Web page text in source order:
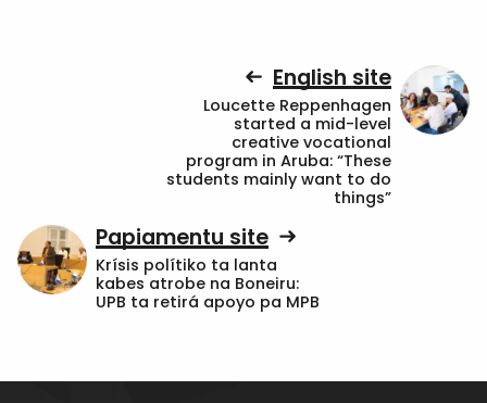
English site
Loucette Reppenhagen
started a mid-level
creative vocational
program in Aruba: “These
students mainly want to do
things”
Papiamentu site
Krísis polítiko ta lanta
kabes atrobe na Boneiru:
UPB ta retirá apoyo pa MPB